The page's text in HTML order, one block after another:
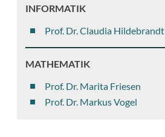
INFORMATIK
Prof. Dr. Claudia Hildebrandt
MATHEMATIK
Prof. Dr. Marita Friesen
Prof. Dr. Markus Vogel